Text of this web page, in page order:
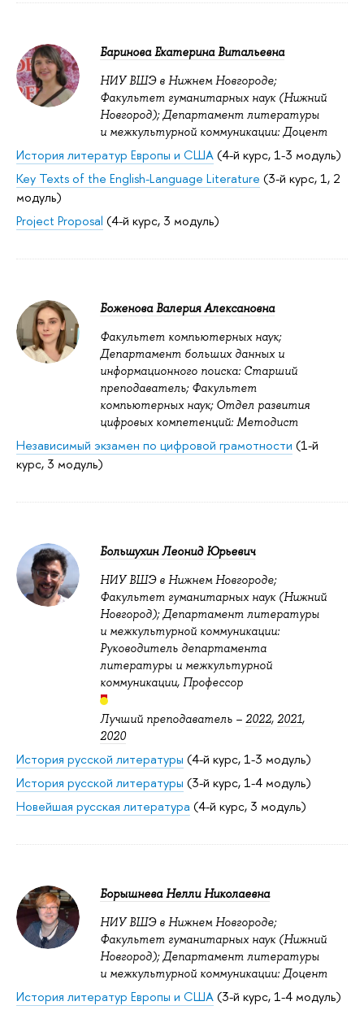
Баринова Екатерина Витальевна
НИУ ВШЭ в Нижнем Новгороде;
Факультет гуманитарных наук (Нижний
Новгород); Департамент литературы
и межкультурной коммуникации: Доцент
История литератур Европы и США(4-й курс, 1-3 модуль)
Key Texts of the English-Language Literature (3-й курс, 1, 2
модуль)
Project Proposal (4-й курс, 3 модуль)
Боженова Валерия Алексановна
Факультет компьютерных наук;
Департамент больших данных и
информационного поиска: Старший
преподаватель; Факультет
компьютерных наук; Отдел развития
цифровых компетенций: Методист
Независимый экзамен по цифровой грамотности (1-й
курс, 3 модуль)
Большухин Леонид Юрьевич
НИУ ВШЭ в Нижнем Новгороде;
Факультет гуманитарных наук (Нижний
Новгород); Департамент литературы
и межкультурной коммуникации:
Руководитель департамента
литературы и межкультурной
коммуникации, Профессор
Лучший преподаватель – 2022, 2021,
2020
История русской литературы (4-й курс, 1-3 модуль)
История русской литературы (3-й курс, 1-4 модуль)
Новейшая русская литература (4-й курс, 3 модуль)
Борышнева Нелли Николаевна
НИУ ВШЭ в Нижнем Новгороде;
Факультет гуманитарных наук (Нижний
Новгород); Департамент литературы
и межкультурной коммуникации: Доцент
История литератур Европы и США(3-й курс, 1-4 модуль)